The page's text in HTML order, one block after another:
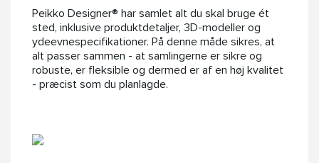
Peikko Designer® har samlet alt du skal bruge ét
sted, inklusive produktdetaljer, 3D-modeller og
ydeevnespecifikationer. På denne måde sikres, at
alt passer sammen - at samlingerne er sikre og
robuste, er fleksible og dermed er af en høj kvalitet
- præcist som du planlagde.